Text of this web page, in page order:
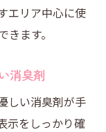
エリア中心に使
ます。
消臭剤
しい消臭剤が手
示をしっかり確